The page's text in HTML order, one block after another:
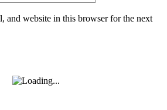
and website in this browser for the next